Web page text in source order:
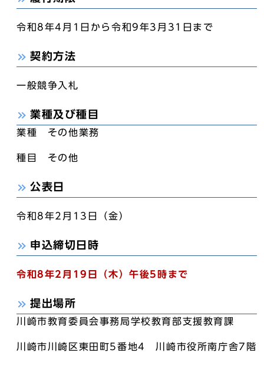
令和8年4月1日から令和9年3月31日まで
契約方法
一般競争入札
業種及び種目
業種 その他業務
種目 その他
公表日
令和8年2月13日（金）
申込締切日時
令和8年2月19日（木）午後5時まで
提出場所
川崎市教育委員会事務局学校教育部支援教育課
川崎市川崎区東田町5番地4 川崎市役所南庁舎7階